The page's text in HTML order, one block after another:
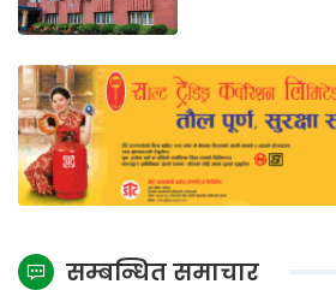
सम्बन्धित समाचार